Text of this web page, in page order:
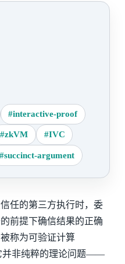
#interactive-proof
#zkVM #IVC
#succinct-argument
任的第三方执行时，委
前提下确信结果的正确
称为可验证计算
并非纯粹的理论问题——